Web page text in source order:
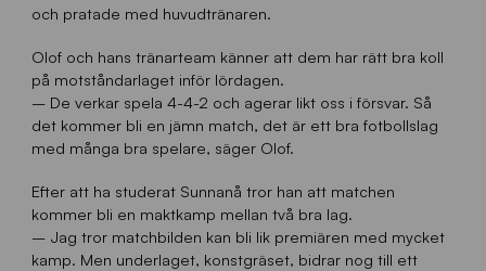
och pratade med huvudtränaren.
Olof och hans tränarteam känner att dem har rätt bra koll
på motståndarlaget inför lördagen.
– De verkar spela 4-4-2 och agerar likt oss i försvar. Så
det kommer bli en jämn match, det är ett bra fotbollslag
med många bra spelare, säger Olof.
Efter att ha studerat Sunnanå tror han att matchen
kommer bli en maktkamp mellan två bra lag.
– Jag tror matchbilden kan bli lik premiären med mycket
kamp. Men underlaget, konstgräset, bidrar nog till ett